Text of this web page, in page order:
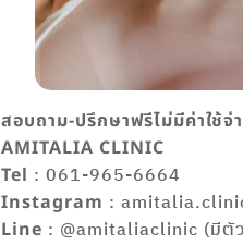
สอบถาม-ปรึกษาฟรีไม่มีค่าใช้จ่
AMITALIA CLINIC
Tel : 061-965-6664
Instagram :
Line : @amitaliaclinic (มีตั